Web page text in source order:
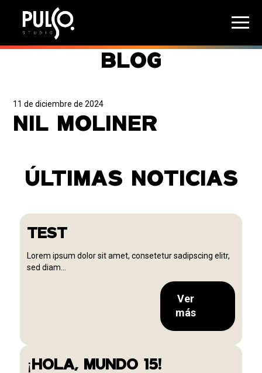
BLOG
11 de diciembre de 2024
NIL MOLINER
ÚLTIMAS NOTICIAS
TEST
Lorem ipsum dolor sit amet, consetetur sadipscing elitr,
sed diam...
Ver
más
¡HOLA, MUNDO 15!